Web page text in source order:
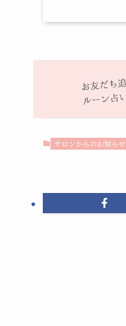
サロンからのお知らせ